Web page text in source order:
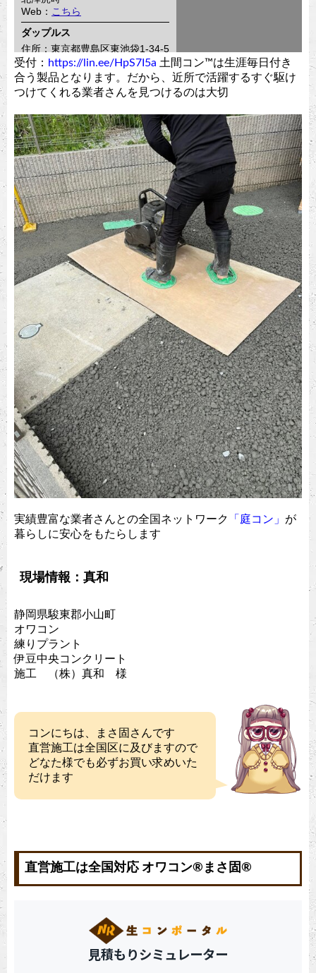
受付： https://lin.ee/HpS7I5a 土間コン™︎は生涯毎日付き
合う製品となります。だから、近所で活躍するすぐ駆け
つけてくれる業者さんを見つけるのは大切
実績豊富な業者さんとの全国ネットワーク 「庭コン」 が
暮らしに安心をもたらします
現場情報：真和
静岡県駿東郡小山町
オワコン
練りプラント
伊豆中央コンクリート
施工 （株）真和 様
コンにちは、まさ固さんです
直営施工は全国区に及びますので
どなた様でも必ずお買い求めいた
だけます
直営施工は全国対応 オワコン®︎まさ固®︎